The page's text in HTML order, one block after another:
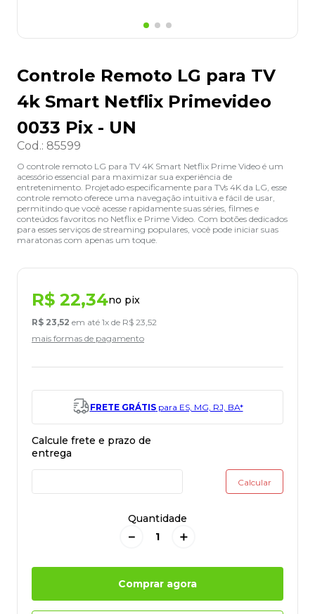
Controle Remoto LG para TV
4k Smart Netflix Primevideo
0033 Pix - UN
Cod.: 85599
O controle remoto LG para TV 4K Smart Netflix Prime Video é um
acessório essencial para maximizar sua experiência de
entretenimento. Projetado especificamente para TVs 4K da LG, esse
controle remoto oferece uma navegação intuitiva e fácil de usar,
permitindo que você acesse rapidamente suas séries, filmes e
conteúdos favoritos no Netflix e Prime Video. Com botões dedicados
para esses serviços de streaming populares, você pode iniciar suas
maratonas com apenas um toque.
R$ 22,34no pix
R$ 23,52 em até 1x de R$ 23,52
mais formas de pagamento
FRETE GRÁTISpara ES, MG, RJ, BA*
Quantidade
＋
－
Comprar agora